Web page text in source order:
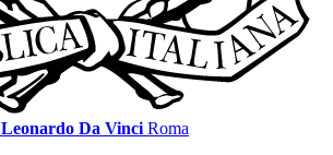
Leonardo Da Vinci Roma